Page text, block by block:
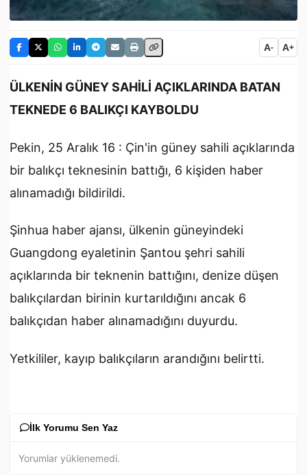
A- A+
ÜLKENİN GÜNEY SAHİLİ AÇIKLARINDA BATAN
TEKNEDE 6 BALIKÇI KAYBOLDU
Pekin, 25 Aralık 16 : Çin'in güney sahili açıklarında
bir balıkçı teknesinin battığı, 6 kişiden haber
alınamadığı bildirildi.
Şinhua haber ajansı, ülkenin güneyindeki
Guangdong eyaletinin Şantou şehri sahili
açıklarında bir teknenin battığını, denize düşen
balıkçılardan birinin kurtarıldığını ancak 6
balıkçıdan haber alınamadığını duyurdu.
Yetkililer, kayıp balıkçıların arandığını belirtti.
İlk Yorumu Sen Yaz
Yorumlar yüklenemedi.